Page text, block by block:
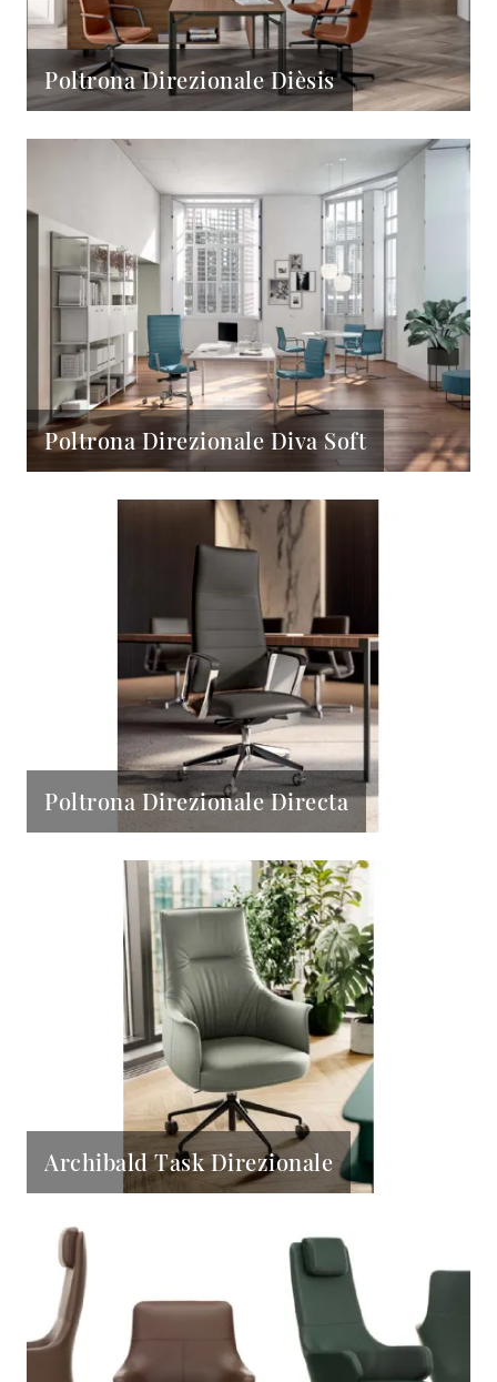
Poltrona Direzionale Dièsis
Poltrona Direzionale Diva Soft
Poltrona Direzionale Directa
Archibald Task Direzionale